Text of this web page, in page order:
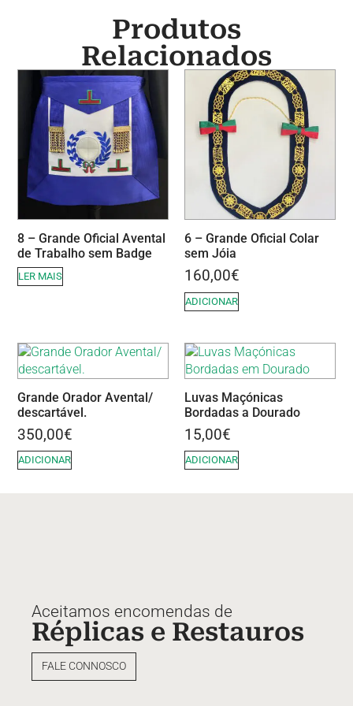
Produtos
Relacionados
8 – Grande Oficial Avental
de Trabalho sem Badge
LER MAIS
6 – Grande Oficial Colar
sem Jóia
160,00€
ADICIONAR
Grande Orador Avental/
descartável.
350,00€
ADICIONAR
Luvas Maçónicas
Bordadas a Dourado
15,00€
ADICIONAR
Aceitamos encomendas de
Réplicas e Restauros
FALE CONNOSCO